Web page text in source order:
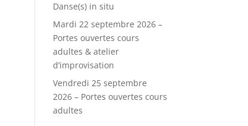
Danse(s) in situ
Mardi 22 septembre 2026 –
Portes ouvertes cours
adultes & atelier
d’improvisation
Vendredi 25 septembre
2026 – Portes ouvertes cours
adultes